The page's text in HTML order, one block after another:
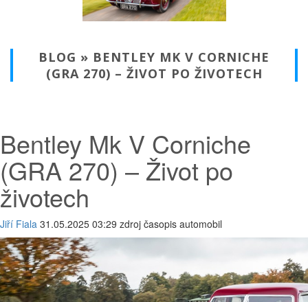
BLOG » BENTLEY MK V CORNICHE
(GRA 270) – ŽIVOT PO ŽIVOTECH
Bentley Mk V Corniche
(GRA 270) – Život po
životech
Jiří Fiala 31.05.2025 03:29 zdroj časopis automobil